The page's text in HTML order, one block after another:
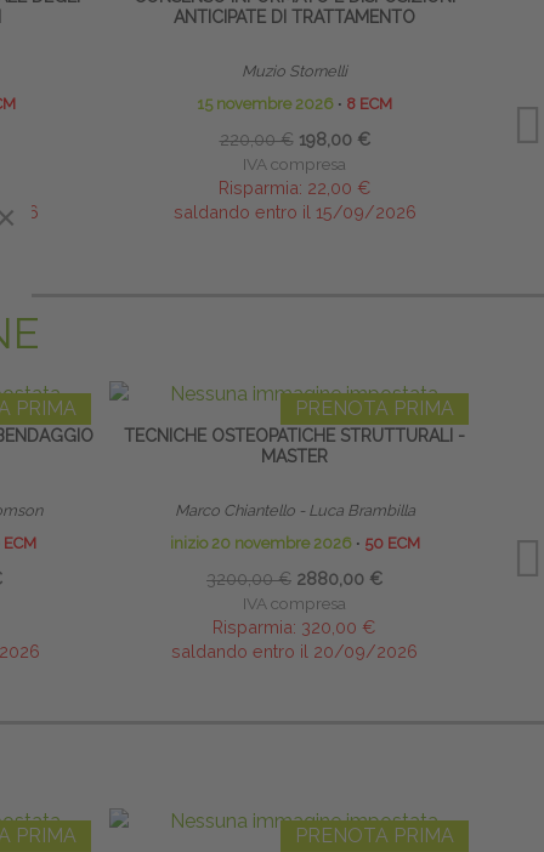
ANTICIPATE DI TRATTAMENTO
Muzio Stornelli
15 novembre 2026 ∙ 8 ECM
220,00 € 198,00 €
IVA compresa
Risparmia: 22,00 €
saldando entro il 15/09/2026
PRIMA PRENOTA PRIMA
TECNICHE OSTEOPATICHE STRUTTURALI -
MASTER
Marco Chiantello - Luca Brambilla
inizio 20 novembre 2026 ∙ 50 ECM
3200,00 € 2880,00 €
IVA compresa
Risparmia: 320,00 €
saldando entro il 20/09/2026
PRIMA PRENOTA PRIMA
×
×